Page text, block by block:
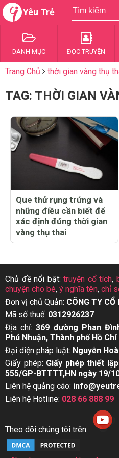
Yêu Trẻ
DANH MỤC ĐỌC TRUYỆN
Trang Chủ thời gian vàng thụ
TAG: THỜI GIAN
Que thử rụng trứng và
những điều cần biết để
xác định đúng thời gian
vàng thụ thai
Chủ đề nổi bật:truyện cổ tích,
chuyện cho bé, ý nghĩa tên, chỉ
Đơn vị chủ Quản: CÔNG TY CỔ
Mã số thuế: 0312926237
Địa chỉ:369 đường Phan
Phú Nhuận, Thành phố Hồ Chí
Đại diện pháp luật: Nguyễn
Giấy phép: Giấy phép thiết
555/GP-BTTTT,HN ngày 19/
Liên hệ quảng cáo:
Liên hệ Hotline: 028 66 888 99
Theo dõi chúng tôi trên: